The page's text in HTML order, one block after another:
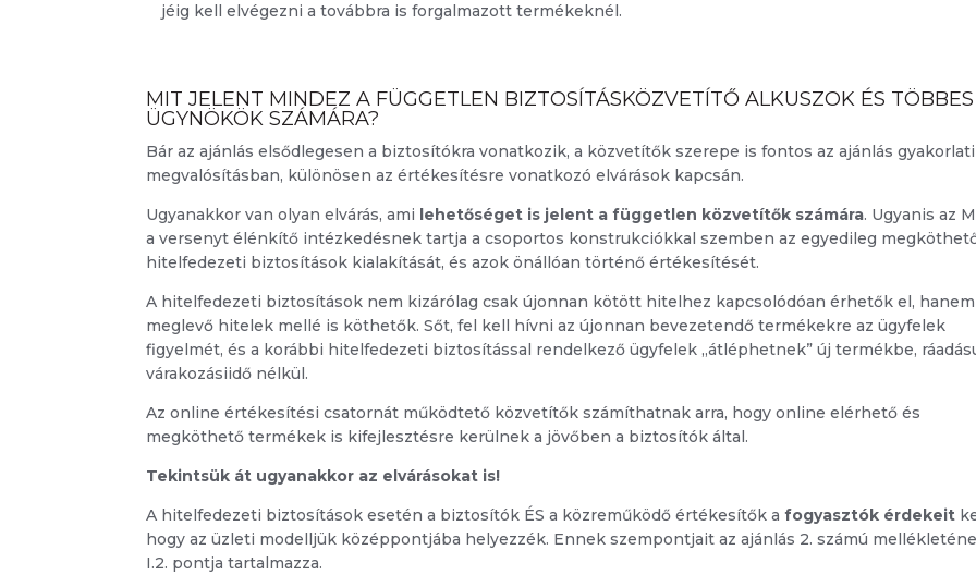
jéig kell elvégezni a továbbra is forgalmazott termékeknél.
MIT JELENT MINDEZ A FÜGGETLEN BIZTOSÍTÁSKÖZVETÍTŐ ALKUSZOK ÉS TÖBBES
ÜGYNÖKÖK SZÁMÁRA?
Bár az ajánlás elsődlegesen a biztosítókra vonatkozik, a közvetítők szerepe is fontos az ajánlás gyakorlati
megvalósításban, különösen az értékesítésre vonatkozó elvárások kapcsán.
Ugyanakkor van olyan elvárás, ami lehetőséget is jelent a független közvetítők számára. Ugyanis az
a versenyt élénkítő intézkedésnek tartja a csoportos konstrukciókkal szemben az egyedileg
hitelfedezeti biztosítások kialakítását, és azok önállóan történő értékesítését.
A hitelfedezeti biztosítások nem kizárólag csak újonnan kötött hitelhez kapcsolódóan érhetők el, hanem
meglevő hitelek mellé is köthetők. Sőt, fel kell hívni az újonnan bevezetendő termékekre az ügyfelek
figyelmét, és a korábbi hitelfedezeti biztosítással rendelkező ügyfelek „átléphetnek” új termékbe,
várakozásiidő nélkül.
Az online értékesítési csatornát működtető közvetítők számíthatnak arra, hogy online elérhető és
megköthető termékek is kifejlesztésre kerülnek a jövőben a biztosítók által.
Tekintsük át ugyanakkor az elvárásokat is!
A hitelfedezeti biztosítások esetén a biztosítók ÉS a közreműködő értékesítők afogyasztók érdekeit
hogy az üzleti modelljük középpontjába helyezzék. Ennek szempontjait az ajánlás 2. számú
I.2. pontja tartalmazza.